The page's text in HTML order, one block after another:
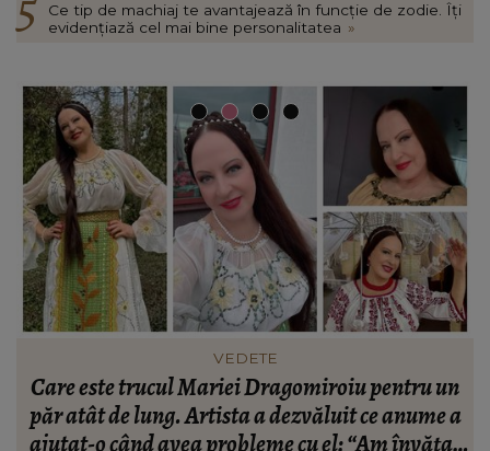
Ce tip de machiaj te avantajează în funcție de zodie. Îți
evidențiază cel mai bine personalitatea »
FASHION
Ce să porți în Italia în vara 2026. Cum să te
îmbraci în funcție de orașul pe care îl vizitezi